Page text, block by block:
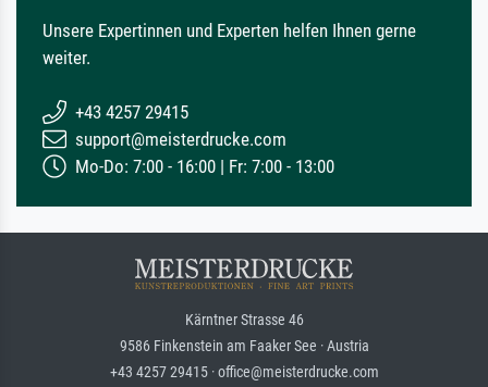
Unsere Expertinnen und Experten helfen Ihnen gerne
weiter.
+43 4257 29415
support@meisterdrucke.com
Mo-Do: 7:00 - 16:00 | Fr: 7:00 - 13:00
Kärntner Strasse 46
9586 Finkenstein am Faaker See · Austria
+43 4257 29415 · office@meisterdrucke.com